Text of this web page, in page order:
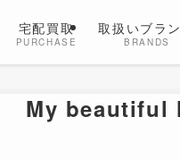
宅配買取
PURCHASE
取扱いブラ
BRANDS
My beautiful